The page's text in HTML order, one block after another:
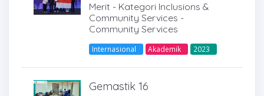
Merit - Kategori Inclusions &
Community Services -
Community Services
Internasional Akademik 2023
Gemastik 16